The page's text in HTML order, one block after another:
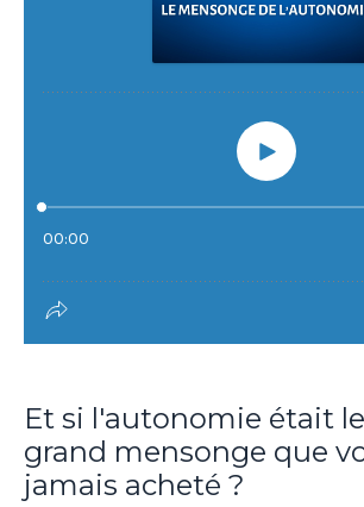
Et si l'autonomie était
grand mensonge que
jamais acheté ?